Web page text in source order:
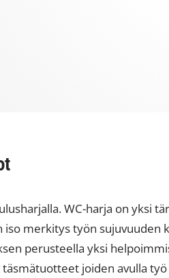
WC-harja on yksi
merkitys työn sujuvuuden
perusteella yksi
joiden avulla